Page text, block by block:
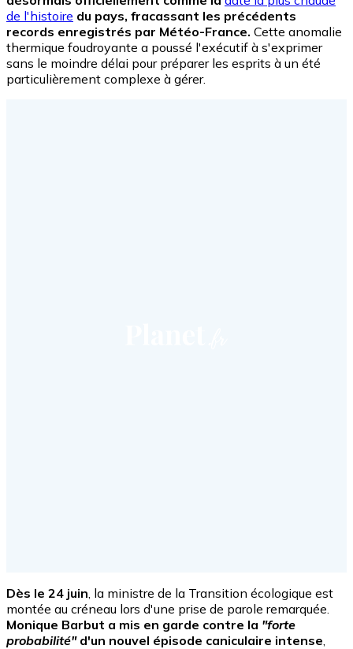
de l'histoire du pays, fracassant les précédents
records enregistrés par Météo-France. Cette anomalie
thermique foudroyante a poussé l'exécutif à s'exprimer
sans le moindre délai pour préparer les esprits à un été
particulièrement complexe à gérer.
Dès le 24 juin , la ministre de la Transition écologique est
montée au créneau lors d'une prise de parole remarquée.
Monique Barbut a mis en garde contre la "forte
probabilité"d'un nouvel épisode caniculaire intense